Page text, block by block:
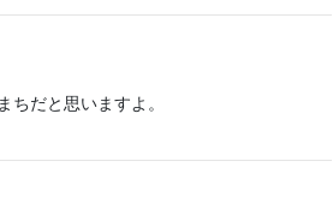
だと思いますよ。